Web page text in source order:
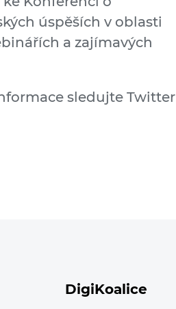
úspěších v oblasti
a zajímavých
sledujte Twitter
DigiKoalice